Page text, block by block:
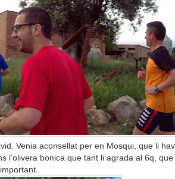
Venia aconsellat per en Mosqui, que li
l’olivera bonica que tant li agrada al 6q,